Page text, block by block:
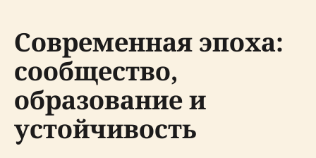
Современная эпоха:
сообщество,
образование и
устойчивость